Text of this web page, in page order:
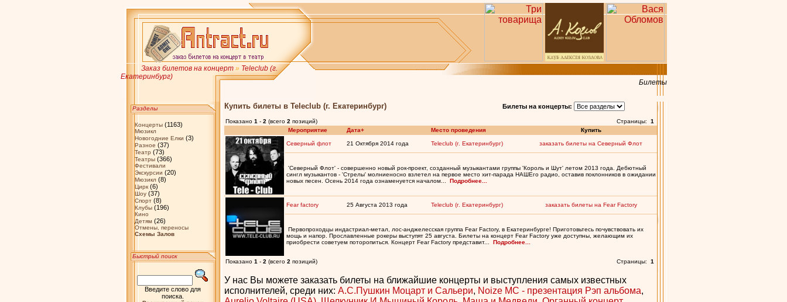
Заказ билетов на концерт» Teleclub (г.
Екатеринбург)
Билеты
Разделы
Концерты(1163)
Мюзикл
Новогодние Елки (3)
Разное (37)
Театр (73)
Театры(366)
Фестивали
Экскурсии (20)
Мюзикл(8)
Цирк(6)
Шоу(37)
Спорт(8)
Клубы(196)
Кино
Детям(26)
Отмены, переносы
Схемы Залов
Быстрый поиск
Введите слово для
поиска.
Купить билеты в Teleclub (г. Екатеринбург) Билеты на концерты:
Показано 1 - 2 (всего 2 позиций) Страницы: 1
Мероприятие
Дата+ Место проведения Купить
Северный флот 21 Октября 2014 года Teleclub (г. Екатеринбург) заказать билеты на Северный Флот
'Северный Флот' - совершенно новый рок-проект, созданный музыкантами группы 'Король и Шут' летом 2013 года. Дебютный
сингл музыкантов - 'Стрелы' молниеносно взлетел на первое место хит-парада НАШЕго радио, оставив поклонников в ожидании
новых песен. Осень 2014 года ознаменуется началом... Подробнее...
Fear factory 25 Августа 2013 года Teleclub (г. Екатеринбург) заказать билеты на Fear Factory
Первопроходцы индастриал-метал, лос-анджелесская группа Fear Factory, в Екатеринбурге! Приготовьтесь почувствовать их
мощь и напор. Прославленные рокеры выступят 25 августа. Билеты на концерт Fear Factory уже доступны, желающим их
приобрести советуем поторопиться. Концерт Fear Factory представит... Подробнее...
Показано 1 - 2 (всего 2 позиций) Страницы: 1
У нас Вы можете заказать билеты на ближайшие концерты и выступления самых известных
исполнителей, среди них: А.С.Пушкин Моцарт и Сальери, Noize MC - презентация Рэп альбома,